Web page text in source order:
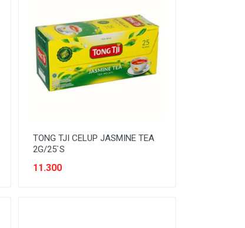
TONG TJI CELUP JASMINE TEA
2G/25`S
11.300